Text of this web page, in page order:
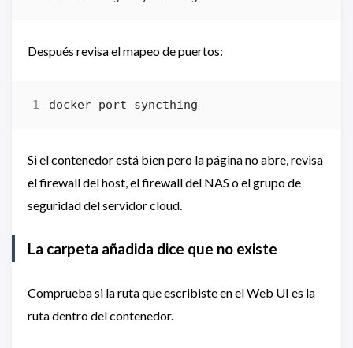
Después revisa el mapeo de puertos:
Si el contenedor está bien pero la página no abre, revisa
el firewall del host, el firewall del NAS o el grupo de
seguridad del servidor cloud.
La carpeta añadida dice que no existe
Comprueba si la ruta que escribiste en el Web UI es la
ruta dentro del contenedor.